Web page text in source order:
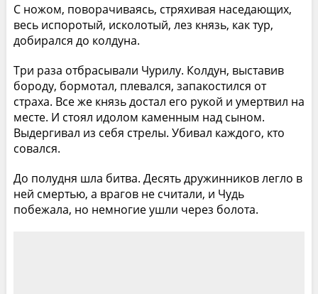
С ножом, поворачиваясь, стряхивая наседающих,
весь испоротый, исколотый, лез князь, как тур,
добирался до колдуна.
Три раза отбрасывали Чурилу. Колдун, выставив
бороду, бормотал, плевался, запакостился от
страха. Все же князь достал его рукой и умертвил на
месте. И стоял идолом каменным над сыном.
Выдергивал из себя стрелы. Убивал каждого, кто
совался.
До полудня шла битва. Десять дружинников легло в
ней смертью, а врагов не считали, и Чудь
побежала, но немногие ушли через болота.